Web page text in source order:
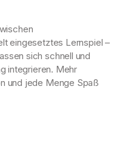
eingesetztes Lernspiel –
sich schnell und
integrieren. Mehr
und jede Menge Spaß